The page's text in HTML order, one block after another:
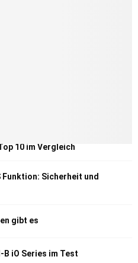
10 im Vergleich
Funktion: Sicherheit und
gibt es
iO Series im Test